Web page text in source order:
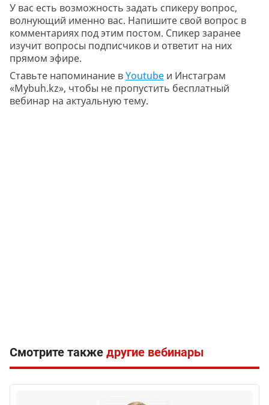
У вас есть возможность задать спикеру вопрос,
волнующий именно вас. Напишите свой вопрос в
комментариях под этим постом. Спикер заранее
изучит вопросы подписчиков и ответит на них
прямом эфире.
Ставьте напоминание вYoutube и Инстаграм
«Mybuh.kz», чтобы не пропустить бесплатный
вебинар на актуальную тему.
Смотрите такжедругие вебинары